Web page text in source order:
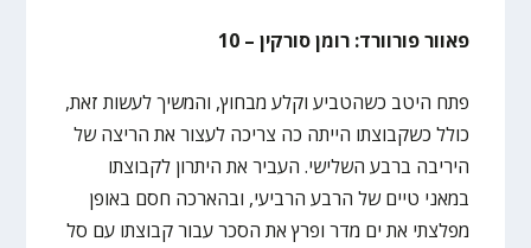
פאוור פורוורד: רומן סורקין – 10
פתח היטב כשהטביע וקלע מבחוץ, והמשיך לעשות זאת,
כולל כשקבוצתו הייתה כה צריכה לעצור את הריצה של
היריבה ברבע השלישי. העביר את היתרון לקבוצתו
במאני טיים של הרבע הרביעי, ובהארכה חסם באופן
מפלצתי את ים מדר ופרץ את הסכר עבור קבוצתו עם סל